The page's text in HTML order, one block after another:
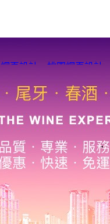
網頁設計 桃園網頁設計